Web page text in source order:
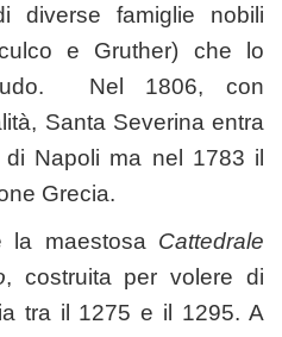
diverse famiglie nobili
e Gruther) che lo
Nel 1806, con
Santa Severina entra
Napoli ma nel 1783 il
Grecia.
la maestosa Cattedrale
, costruita per volere di
tra il 1275 e il 1295. A